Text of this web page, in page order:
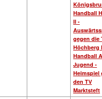
Handball
II -
gegen die
Höchberg
Handball
Jugend -
Heimspiel
den TV
Marktsteft